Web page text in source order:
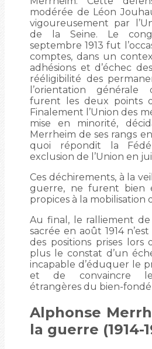
modérée de Léon
vigoureusement par
de la Seine. Le
septembre 1913 fut
comptes, dans un
adhésions et d’échec
rééligibilité des
l’orientation générale
furent les deux points
Finalement l’Union des
mise en minorité,
Merrheim de ses rangs
quoi répondit la
exclusion de l’Union en
Ces déchirements, à la
guerre, ne furent bien
propices à la mobilisation
Au final, le ralliement de
sacrée en août 1914
des positions prises lors
plus le constat d’un
incapable d’éduquer le
et de convaincre
étrangères du bien-fondé
Alphonse
la guerre (1914-